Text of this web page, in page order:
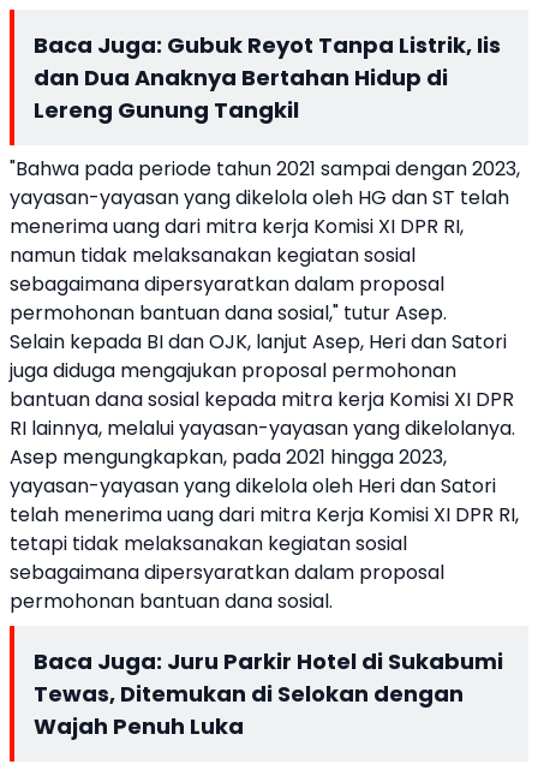
Baca Juga: Gubuk Reyot Tanpa Listrik, Iis
dan Dua Anaknya Bertahan Hidup di
Lereng Gunung Tangkil
"Bahwa pada periode tahun 2021 sampai dengan 2023,
yayasan-yayasan yang dikelola oleh HG dan ST telah
menerima uang dari mitra kerja Komisi XI DPR RI,
namun tidak melaksanakan kegiatan sosial
sebagaimana dipersyaratkan dalam proposal
permohonan bantuan dana sosial," tutur Asep.
Selain kepada BI dan OJK, lanjut Asep, Heri dan Satori
juga diduga mengajukan proposal permohonan
bantuan dana sosial kepada mitra kerja Komisi XI DPR
RI lainnya, melalui yayasan-yayasan yang dikelolanya.
Asep mengungkapkan, pada 2021 hingga 2023,
yayasan-yayasan yang dikelola oleh Heri dan Satori
telah menerima uang dari mitra Kerja Komisi XI DPR RI,
tetapi tidak melaksanakan kegiatan sosial
sebagaimana dipersyaratkan dalam proposal
permohonan bantuan dana sosial.
Baca Juga: Juru Parkir Hotel di Sukabumi
Tewas, Ditemukan di Selokan dengan
Wajah Penuh Luka